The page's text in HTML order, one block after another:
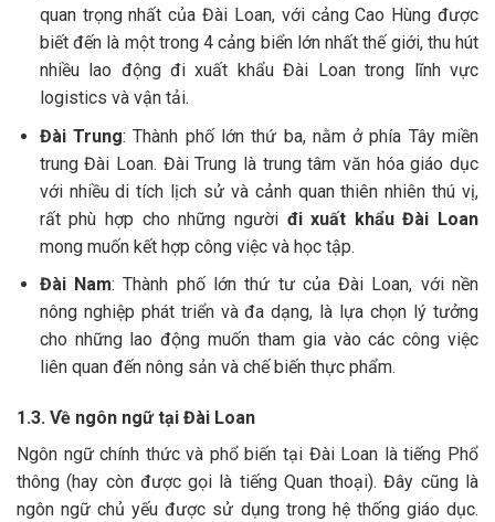
quan trọng nhất của Đài Loan, với cảng Cao Hùng được
biết đến là một trong 4 cảng biển lớn nhất thế giới, thu hút
nhiều lao động đi xuất khẩu Đài Loan trong lĩnh vực
logistics và vận tải.
Đài Trung: Thành phố lớn thứ ba, nằm ở phía Tây miền
trung Đài Loan. Đài Trung là trung tâm văn hóa giáo dục
với nhiều di tích lịch sử và cảnh quan thiên nhiên thú vị,
rất phù hợp cho những người đi xuất khẩu Đài Loan
mong muốn kết hợp công việc và học tập.
Đài Nam: Thành phố lớn thứ tư của Đài Loan, với nền
nông nghiệp phát triển và đa dạng, là lựa chọn lý tưởng
cho những lao động muốn tham gia vào các công việc
liên quan đến nông sản và chế biến thực phẩm.
1.3. Về ngôn ngữ tại Đài Loan
Ngôn ngữ chính thức và phổ biến tại Đài Loan là tiếng Phổ
thông (hay còn được gọi là tiếng Quan thoại). Đây cũng là
ngôn ngữ chủ yếu được sử dụng trong hệ thống giáo dục.